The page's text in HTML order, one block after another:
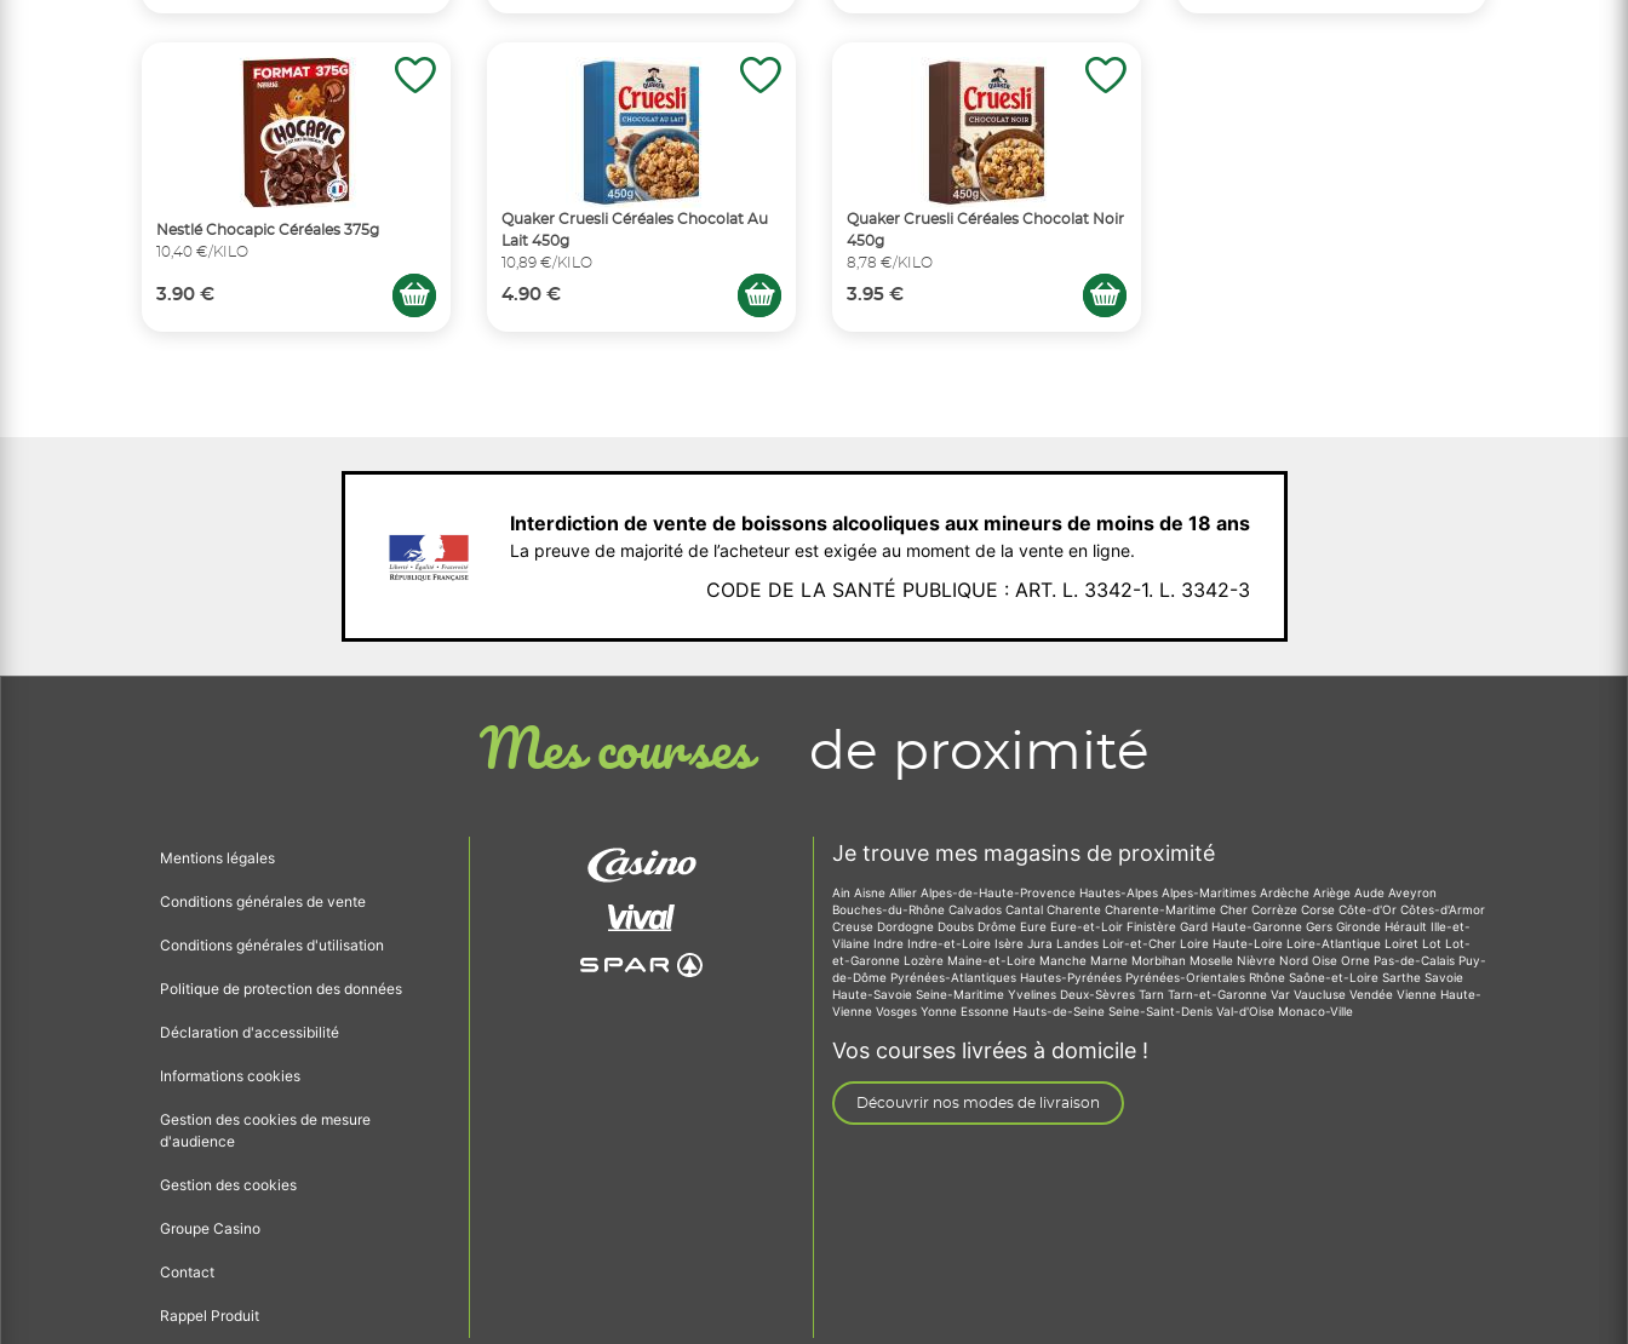
Nestlé Chocapic Céréales 375g
10,40 €/KILO
3.90 €
Quaker Cruesli Céréales Chocolat Au
Lait 450g
10,89 €/KILO
4.90 €
Quaker Cruesli Céréales Chocolat Noir
450g
8,78 €/KILO
3.95 €
Interdiction de vente de boissons alcooliques aux mineurs de moins de 18 ans
La preuve de majorité de l’acheteur est exigée au moment de la vente en ligne.
CODE DE LA SANTÉ PUBLIQUE : ART. L. 3342-1. L. 3342-3
Mes courses de proximité
Mentions légales
Conditions générales de vente
Conditions générales d'utilisation
Politique de protection des données
Déclaration d'accessibilité
Informations cookies
Gestion des cookies de mesure
d'audience
Gestion des cookies
Groupe Casino
Contact
Rappel Produit
Je trouve mes magasins de proximité
Ain Aisne Allier Alpes-de-Haute-Provence Hautes-Alpes Alpes-Maritimes Ardèche Ariège Aude Aveyron
Bouches-du-Rhône Calvados Cantal Charente Charente-Maritime Cher Corrèze Corse Côte-d'Or Côtes-d'Armor
Creuse Dordogne Doubs Drôme Eure Eure-et-Loir Finistère Gard Haute-Garonne Gers Gironde Hérault Ille-et-
Vilaine Indre Indre-et-Loire Isère Jura Landes Loir-et-Cher Loire Haute-Loire Loire-Atlantique Loiret Lot Lot-
et-Garonne Lozère Maine-et-Loire Manche Marne Morbihan Moselle Nièvre Nord Oise Orne Pas-de-Calais Puy-
de-Dôme Pyrénées-Atlantiques Hautes-Pyrénées Pyrénées-Orientales Rhône Saône-et-Loire Sarthe Savoie
Haute-Savoie Seine-Maritime Yvelines Deux-Sèvres Tarn Tarn-et-Garonne Var Vaucluse Vendée Vienne Haute-
Vienne Vosges Yonne Essonne Hauts-de-Seine Seine-Saint-Denis Val-d'Oise Monaco-Ville
Vos courses livrées à domicile !
Découvrir nos modes de livraison